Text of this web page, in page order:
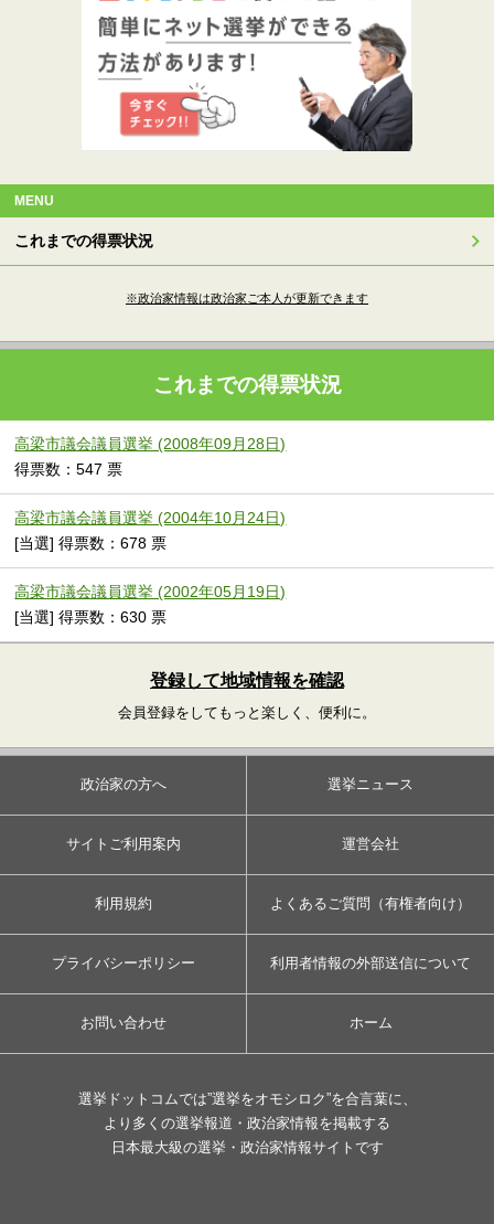
MENU
これまでの得票状況
※政治家情報は政治家ご本人が更新できます
これまでの得票状況
高梁市議会議員選挙 (2008年09月28日)
得票数：547 票
高梁市議会議員選挙 (2004年10月24日)
[当選] 得票数：678 票
高梁市議会議員選挙 (2002年05月19日)
[当選] 得票数：630 票
登録して地域情報を確認
会員登録をしてもっと楽しく、便利に。
政治家の方へ 選挙ニュース
サイトご利用案内 運営会社
利用規約 よくあるご質問（有権者向け）
プライバシーポリシー 利用者情報の外部送信について
お問い合わせ ホーム
選挙ドットコムでは”選挙をオモシロク”を合言葉に、
より多くの選挙報道・政治家情報を掲載する
日本最大級の選挙・政治家情報サイトです